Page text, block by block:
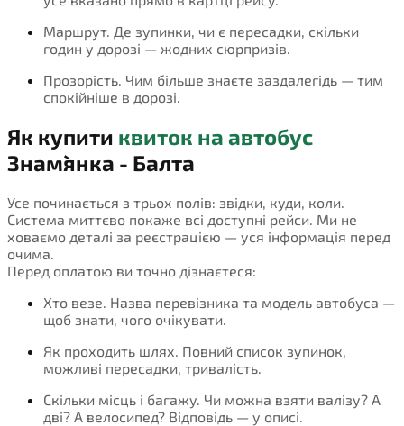
Маршрут. Де зупинки, чи є пересадки, скільки
годин у дорозі — жодних сюрпризів.
Прозорість. Чим більше знаєте заздалегідь — тим
спокійніше в дорозі.
Як купити квиток на автобус
Знам`янка - Балта
Усе починається з трьох полів: звідки, куди, коли.
Система миттєво покаже всі доступні рейси. Ми не
ховаємо деталі за реєстрацією — уся інформація перед
очима.
Перед оплатою ви точно дізнаєтеся:
Хто везе. Назва перевізника та модель автобуса —
щоб знати, чого очікувати.
Як проходить шлях. Повний список зупинок,
можливі пересадки, тривалість.
Скільки місць і багажу. Чи можна взяти валізу? А
дві? А велосипед? Відповідь — у описі.